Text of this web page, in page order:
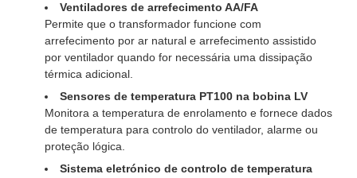
Ventiladores de arrefecimento AA/FA
Permite que o transformador funcione com
arrefecimento por ar natural e arrefecimento assistido
por ventilador quando for necessária uma dissipação
térmica adicional.
Sensores de temperatura PT100 na bobina LV
Monitora a temperatura de enrolamento e fornece dados
de temperatura para controlo do ventilador, alarme ou
proteção lógica.
Sistema eletrónico de controlo de temperatura